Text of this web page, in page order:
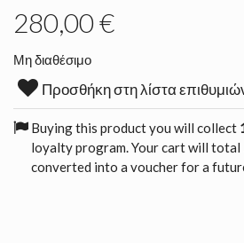
280,00 €
Μη διαθέσιμο
Προσθήκη στη λίστα
Buying this product you will collect
loyalty program. Your cart will total
converted into a voucher for a